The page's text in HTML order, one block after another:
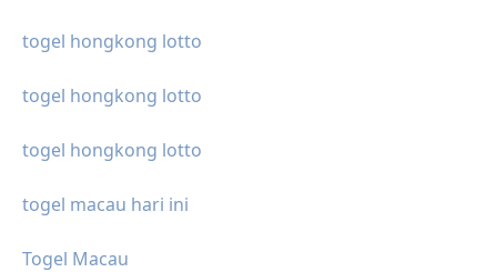
togel hongkong lotto
togel hongkong lotto
togel hongkong lotto
togel macau hari ini
Togel Macau